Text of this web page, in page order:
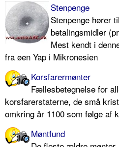
Stenpenge
Stenpenge hører
betalingsmidler
Mest kendt i
fra øen Yap i Mikronesien
Korsfarermønter
Fællesbetegnelse for
korsfarerstaterne, de små
omkring år 1100 som følge af
Møntfund